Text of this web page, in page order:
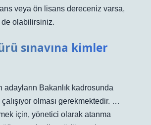
veya ön lisans dereceniz varsa,
olabilirsiniz.
sınavına kimler
adayların Bakanlık kadrosunda
olması gerekmektedir. …
için, yönetici olarak atanma